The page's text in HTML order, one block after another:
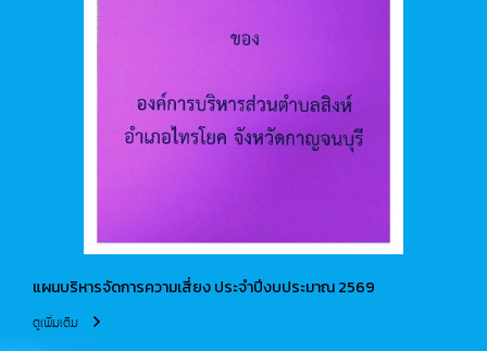
แผนบริหารจัดการความเสี่ยง ประจำปีงบประมาณ 2569
ดูเพิ่มเติม